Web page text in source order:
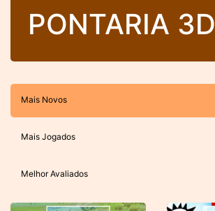
PONTARIA 3D
Mais Novos
Mais Jogados
Melhor Avaliados